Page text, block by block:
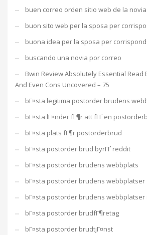
buen correo orden sitio web de la novia
buon sito web per la sposa per
buona idea per la sposa per
buscando una novia por correo
Bwin Review Absolutely Essential Read
And Even Cons Uncovered – 75
bГ¤sta legitima postorder brudens
bГ¤sta lГ¤nder fГ¶r att fГҐ en
bГ¤sta plats fГ¶r postorderbrud
bГ¤sta postorder brud byrГҐ reddit
bГ¤sta postorder brudens webbplats
bГ¤sta postorder brudens webbplatser
bГ¤sta postorder brudens webbplatser
bГ¤sta postorder brudfГ¶retag
bГ¤sta postorder brudtjГ¤nst